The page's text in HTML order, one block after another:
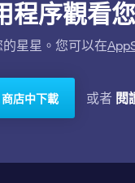
序觀看您
星星。您可以在
店中下載 或者 閱